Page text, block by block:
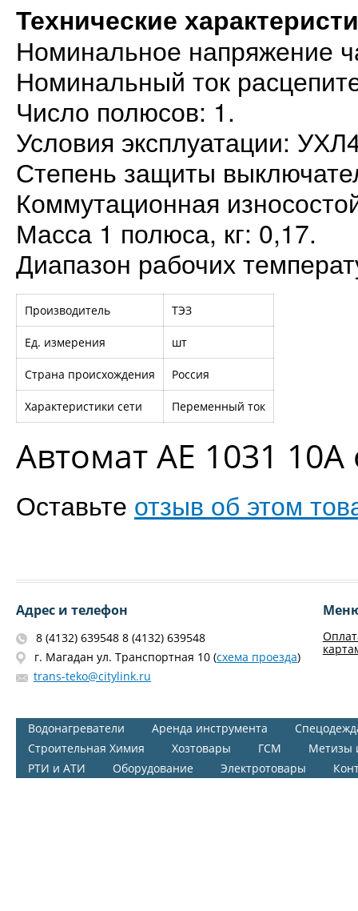
Технические
Номинальное напряжение
Номинальный ток
Число полюсов: 1.
Условия эксплуатации:
Степень защиты
Коммутационная
Масса 1 полюса, кг: 0,17.
Диапазон рабочих
Производитель ТЭЗ
Ед. измерения шт
Страна происхождения Россия
Характеристики сети Переменный ток
Автомат АЕ 1031
Оставьте отзыв об этом
Адрес и телефон
8 (4132) 639548 8 (4132) 639548
г. Магадан ул. Транспортная 10 (схема проезда)
trans-teko@citylink.ru
Водонагреватели Аренда инструмента
Строительная Химия
Хозтовары ГСМ
Метизы
РТИ и АТИ
Оборудование Электротовары